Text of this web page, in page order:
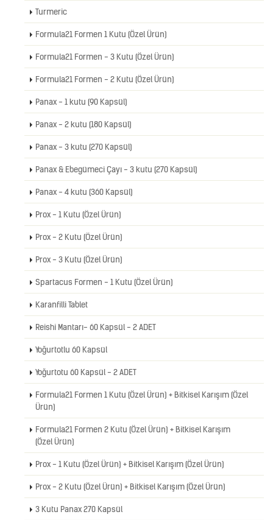
Turmeric
Formula21 Formen 1 Kutu (Özel Ürün)
Formula21 Formen - 3 Kutu (Özel Ürün)
Formula21 Formen - 2 Kutu (Özel Ürün)
Panax - 1 kutu (90 Kapsül)
Panax - 2 kutu (180 Kapsül)
Panax - 3 kutu (270 Kapsül)
Panax & Ebegümeci Çayı - 3 kutu (270 Kapsül)
Panax - 4 kutu (360 Kapsül)
Prox - 1 Kutu (Özel Ürün)
Prox - 2 Kutu (Özel Ürün)
Prox - 3 Kutu (Özel Ürün)
Spartacus Formen - 1 Kutu (Özel Ürün)
Karanfilli Tablet
Reishi Mantarı- 60 Kapsül - 2 ADET
Yoğurtotlu 60 Kapsül
Yoğurtotu 60 Kapsül - 2 ADET
Formula21 Formen 1 Kutu (Özel Ürün) + Bitkisel Karışım (Özel
Ürün)
Formula21 Formen 2 Kutu (Özel Ürün) + Bitkisel Karışım
(Özel Ürün)
Prox - 1 Kutu (Özel Ürün) + Bitkisel Karışım (Özel Ürün)
Prox - 2 Kutu (Özel Ürün) + Bitkisel Karışım (Özel Ürün)
3 Kutu Panax 270 Kapsül